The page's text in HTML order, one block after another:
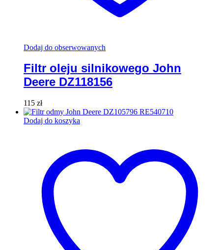
Dodaj do obserwowanych
Filtr oleju silnikowego John
Deere DZ118156
115 zł
Dodaj do koszyka